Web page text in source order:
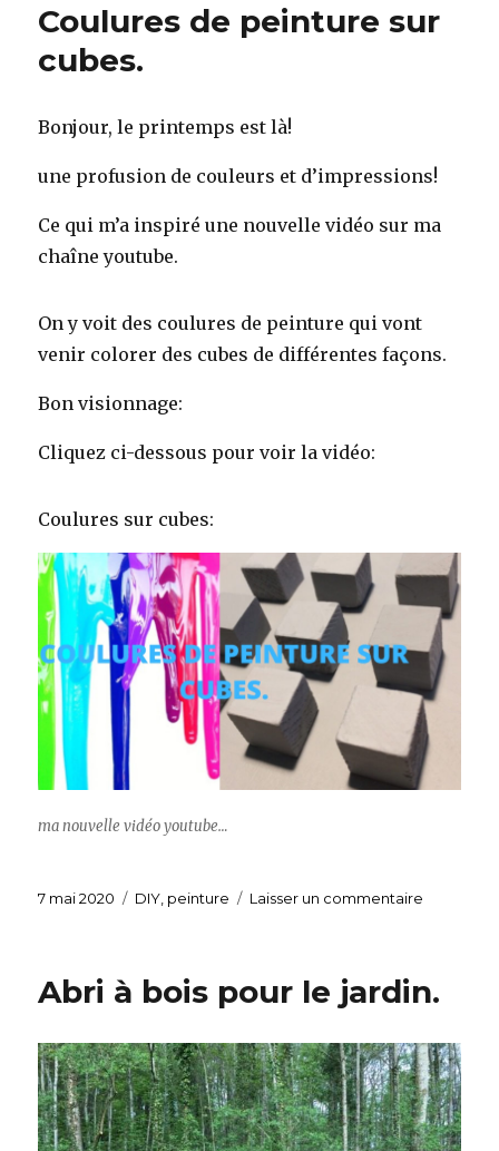
en
Coulures de peinture sur
cubes.
Bonjour, le printemps est là!
une profusion de couleurs et d’impressions!
Ce qui m’a inspiré une nouvelle vidéo sur ma
chaîne youtube.
On y voit des coulures de peinture qui vont
venir colorer des cubes de différentes façons.
Bon visionnage:
Cliquez ci-dessous pour voir la vidéo:
Coulures sur cubes:
ma nouvelle vidéo youtube…
Publié
7 mai 2020 Catégories
DIY peinture Laisser un commentaire
sur
Abri à bois pour le jardin.